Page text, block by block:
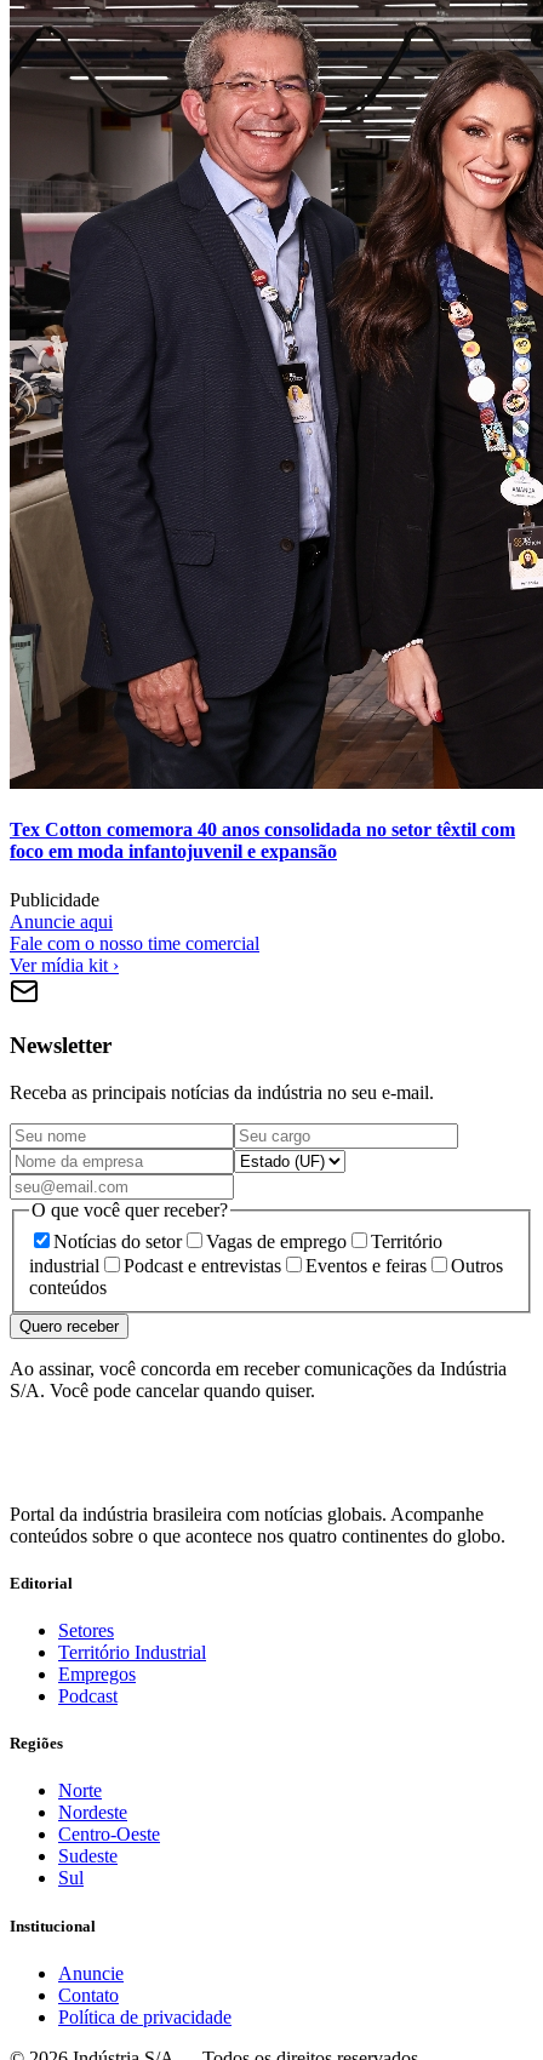
Tex Cotton comemora 40 anos consolidada no setor têxtil com
foco em moda infantojuvenil e expansão
Publicidade
Anuncie aqui
Fale com o nosso time comercial
Ver mídia kit ›
Newsletter
Receba as principais notícias da indústria no seu e-mail.
O que você quer receber?
Notícias do setor
Vagas de emprego
Território
industrial
Podcast e entrevistas Eventos e feiras
Outros
conteúdos
Quero receber
Ao assinar, você concorda em receber comunicações da Indústria
S/A. Você pode cancelar quando quiser.
Portal da indústria brasileira com notícias globais. Acompanhe
conteúdos sobre o que acontece nos quatro continentes do globo.
Editorial
Setores
Território Industrial
Empregos
Podcast
Regiões
Norte
Nordeste
Centro-Oeste
Sudeste
Sul
Institucional
Anuncie
Contato
Política de privacidade